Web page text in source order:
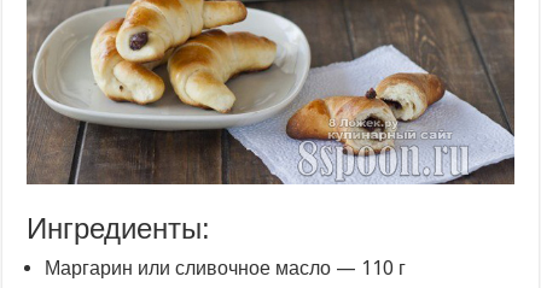
Ингредиенты:
Маргарин или сливочное масло — 110 г